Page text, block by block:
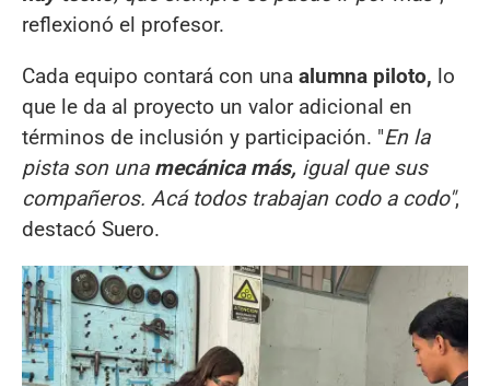
reflexionó el profesor.
Cada equipo contará con una alumna piloto, lo
que le da al proyecto un valor adicional en
términos de inclusión y participación. "En la
pista son una mecánica más, igual que sus
compañeros. Acá todos trabajan codo a codo",
destacó Suero.